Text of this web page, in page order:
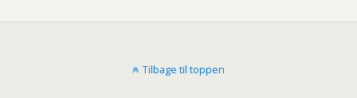
Tilbage til toppen